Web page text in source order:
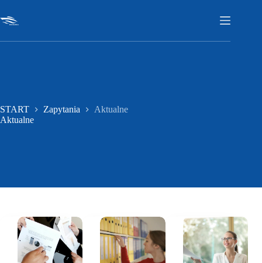
do
treści
START Zapytania
Aktualne
Aktualne